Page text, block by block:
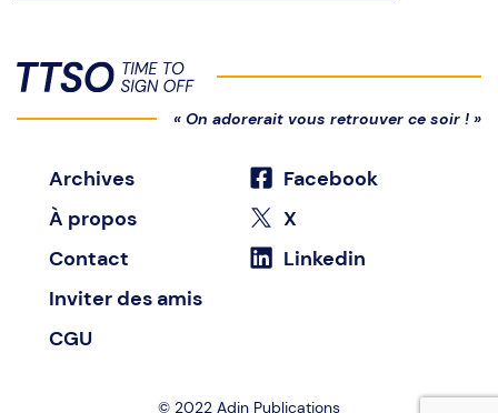
« On adorerait vous retrouver ce soir ! »
Archives
À propos
Contact
Inviter des amis
CGU
Facebook
X
Linkedin
© 2022 Adin Publications